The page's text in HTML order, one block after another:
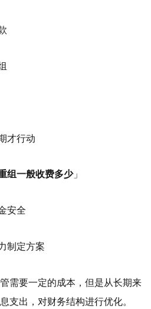
才行动
组一般收费多少」
安全
制定方案
需要一定的成本，但是从长期来
支出，对财务结构进行优化。